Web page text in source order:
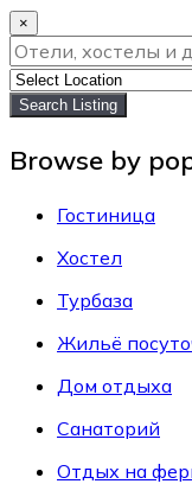
×
Search Listing
Browse by
Гостиница
Хостел
Турбаза
Жильё
Дом отдыха
Санаторий
Отдых на